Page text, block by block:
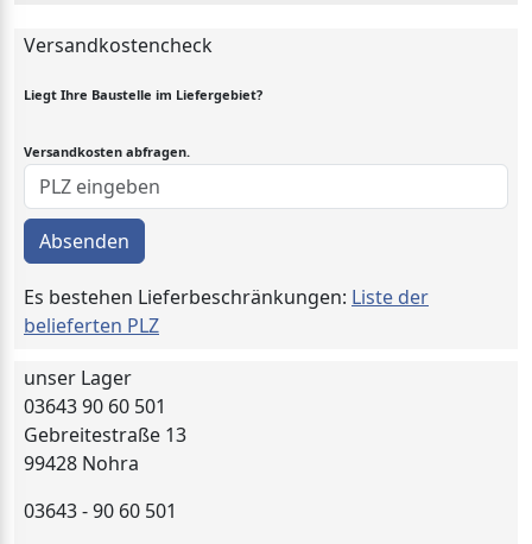
Versandkostencheck
Liegt Ihre Baustelle im Liefergebiet?
Versandkosten abfragen.
Absenden
Es bestehen Lieferbeschränkungen: Liste der
belieferten PLZ
unser Lager
03643 90 60 501
Gebreitestraße 13
99428 Nohra
03643 - 90 60 501